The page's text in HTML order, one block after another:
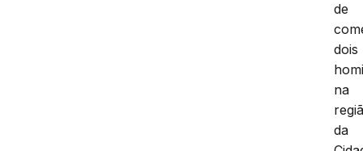
de
dois
na
da